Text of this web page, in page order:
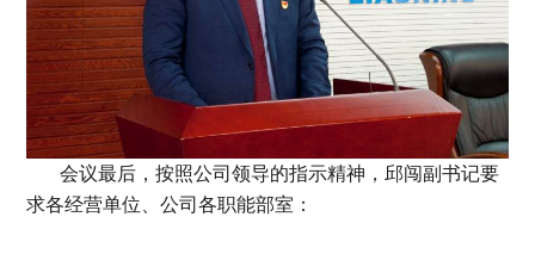
会议最后，按照公司领导的指示精神，邱闯副书记要
求各经营单位、公司各职能部室：